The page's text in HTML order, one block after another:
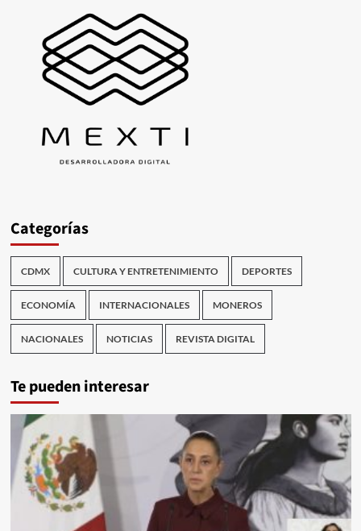
Categorías
CDMX CULTURA Y ENTRETENIMIENTO DEPORTES
ECONOMÍA INTERNACIONALES MONEROS
NACIONALES NOTICIAS REVISTA DIGITAL
Te pueden interesar